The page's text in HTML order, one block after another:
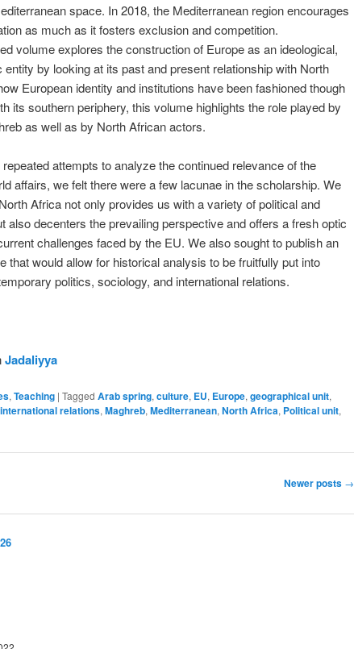
space. In 2018, the Mediterranean region encourages
as much as it fosters exclusion and competition.
volume explores the construction of Europe as an ideological,
by looking at its past and present relationship with North
European identity and institutions have been fashioned though
its southern periphery, this volume highlights the role played by
as well as by North African actors.
attempts to analyze the continued relevance of the
affairs, we felt there were a few lacunae in the scholarship. We
Africa not only provides us with a variety of political and
also decenters the prevailing perspective and offers a fresh optic
challenges faced by the EU. We also sought to publish an
that would allow for historical analysis to be fruitfully put into
politics, sociology, and international relations.
Jadaliyya
,Teaching | Tagged Arab spring,culture, EU, Europe,geographical unit,
international relations,Maghreb,Mediterranean,North Africa, Political unit,
Newer posts →